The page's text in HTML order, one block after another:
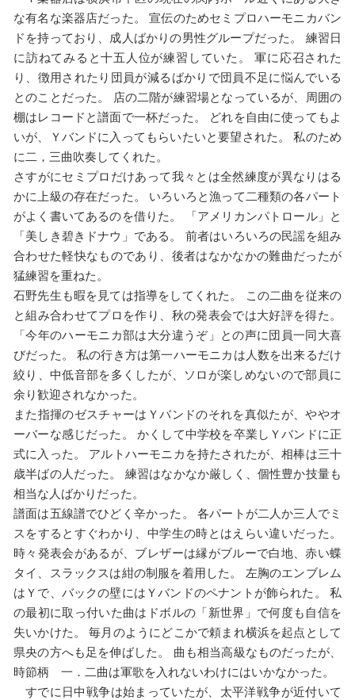
な有名な楽器店だった。 宣伝のためセミプロハーモニカバン
ドを持っており、成人ばかりの男性グループだった。 練習日
に訪ねてみると十五人位が練習していた。 軍に応召された
り、徴用されたり団員が減るばかりで団員不足に悩んでいる
とのことだった。 店の二階が練習場となっているが、周囲の
棚はレコードと譜面で一杯だった。 どれを自由に使ってもよ
いが、Ｙバンドに入ってもらいたいと要望された。 私のため
に二，三曲吹奏してくれた。
さすがにセミプロだけあって我々とは全然練度が異なりはる
かに上級の存在だった。 いろいろと漁って二種類の各パート
がよく書いてあるのを借りた。 「アメリカンパトロール」と
「美しき碧きドナウ」である。 前者はいろいろの民謡を組み
合わせた軽快なものであり、後者はなかなかの難曲だったが
猛練習を重ねた。
石野先生も暇を見ては指導をしてくれた。 この二曲を従来の
と組み合わせてプロを作り、秋の発表会では大好評を得た。
「今年のハーモニカ部は大分違うぞ」との声に団員一同大喜
びだった。 私の行き方は第一ハーモニカは人数を出来るだけ
絞り、中低音部を多くしたが、ソロが楽しめないので部員に
余り歓迎されなかった。
また指揮のゼスチャーはＹバンドのそれを真似たが、ややオ
ーバーな感じだった。 かくして中学校を卒業しＹバンドに正
式に入った。 アルトハーモニカを持たされたが、相棒は三十
歳半ばの人だった。 練習はなかなか厳しく、個性豊か技量も
相当な人ばかりだった。
譜面は五線譜でひどく辛かった。 各パートが二人か三人でミ
スをするとすぐわかり、中学生の時とはえらい違いだった。
時々発表会があるが、ブレザーは縁がブルーで白地、赤い蝶
タイ、スラックスは紺の制服を着用した。 左胸のエンブレム
はＹで、バックの壁にはＹバンドのペナントが飾られた。 私
の最初に取っ付いた曲はドボルの「新世界」で何度も自信を
失いかけた。 毎月のようにどこかで頼まれ横浜を起点として
県央の方へも足を伸ばした。 曲も相当高級なものだったが、
時節柄 一．二曲は軍歌を入れないわけにはいかなかった。
すでに日中戦争は始まっていたが、太平洋戦争が近付いて